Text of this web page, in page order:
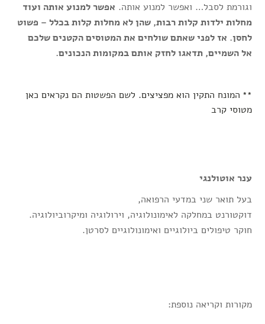
וגורמת לסבל… ואפשר למנוע אותה. אפשר למנוע אותה ועוד
מחלות ילדות קלות רבות, שהן לא מחלות קלות בכלל – פשוט
לחסן. אז לפני שאתם שולחים את המטוסים הקטנים שלכם
אל השמיים, תדאגו לחזק אותם במקומות הנכונים.
** המונח התקין הוא מפציצים. לשם הפשטות הם נקראים כאן
מטוסי קרב
ענר אוטולנגי
בעל תואר שני במדעי הרפואה,
דוקטורנט במחלקה לאימונולוגיה, וירולוגיה ומיקרוביולוגיה.
חוקר טיפולים ביולוגיים ואימונולוגיים לסרטן.
מקורות וקריאה נוספת: